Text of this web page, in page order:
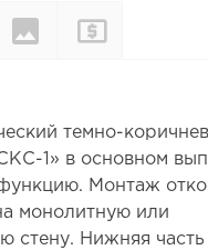
Характеристики
Цвета и
покрытия
темно-
1» в основном
Монтаж
монолитную или
стену. Нижняя